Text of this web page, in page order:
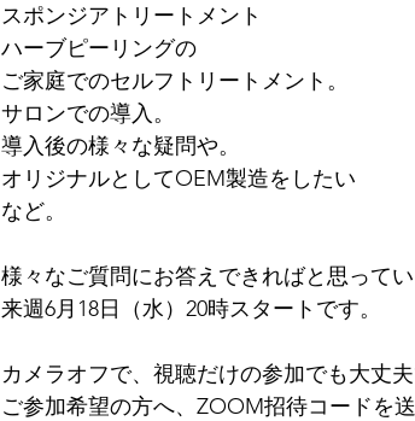
スポンジアトリートメント
ハーブピーリングの
ご家庭でのセルフトリートメント。
サロンでの導入。
導入後の様々な疑問や。
オリジナルとしてOEM製造をしたい
など。
様々なご質問にお答えできればと思ってい
来週6月18日（水）20時スタートです。
カメラオフで、視聴だけの参加でも大丈夫
ご参加希望の方へ、ZOOM招待コードを